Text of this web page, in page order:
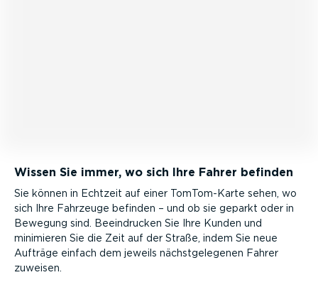
Wissen Sie immer, wo sich Ihre Fahrer befinden
Sie können in Echtzeit auf einer TomTom-­Karte sehen, wo
sich Ihre Fahrzeuge befinden – und ob sie geparkt oder in
Bewegung sind. Beein­drucken Sie Ihre Kunden und
minimieren Sie die Zeit auf der Straße, indem Sie neue
Aufträge einfach dem jeweils nächst­ge­le­genen Fahrer
zuweisen.